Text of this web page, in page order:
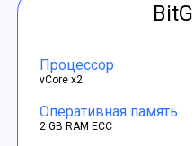
Процессор
vCore x2
Оперативная память
2 GB RAM ECC